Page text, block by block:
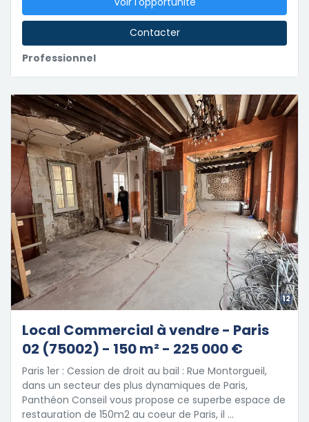
Professionnel
Contacter
12
Local Commercial à vendre - Paris
02 (75002) - 150 m² - 225 000 €
Paris 1er : Cession de droit au bail : Rue Montorgueil,
dans un secteur des plus dynamiques de Paris,
Panthéon Conseil vous propose ce superbe espace de
restauration de 150m2 au coeur de Paris, il …